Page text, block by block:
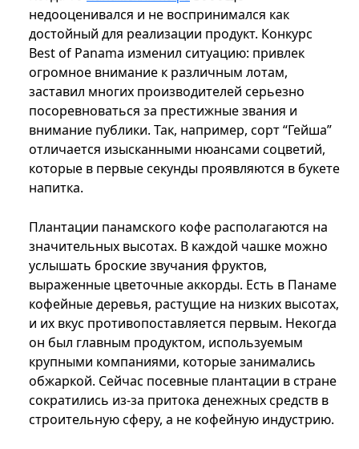
недооценивался и не воспринимался как
достойный для реализации продукт. Конкурс
Best of Panama изменил ситуацию: привлек
огромное внимание к различным лотам,
заставил многих производителей серьезно
посоревноваться за престижные звания и
внимание публики. Так, например, сорт “Гейша”
отличается изысканными нюансами соцветий,
которые в первые секунды проявляются в букете
напитка.
Плантации панамского кофе располагаются на
значительных высотах. В каждой чашке можно
услышать броские звучания фруктов,
выраженные цветочные аккорды. Есть в Панаме
кофейные деревья, растущие на низких высотах,
и их вкус противопоставляется первым. Некогда
он был главным продуктом, используемым
крупными компаниями, которые занимались
обжаркой. Сейчас посевные плантации в стране
сократились из-за притока денежных средств в
строительную сферу, а не кофейную индустрию.